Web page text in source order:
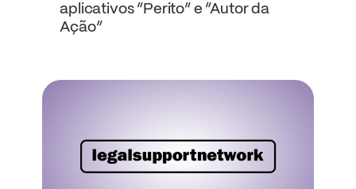
aplicativos “Perito” e “Autor da
Ação”